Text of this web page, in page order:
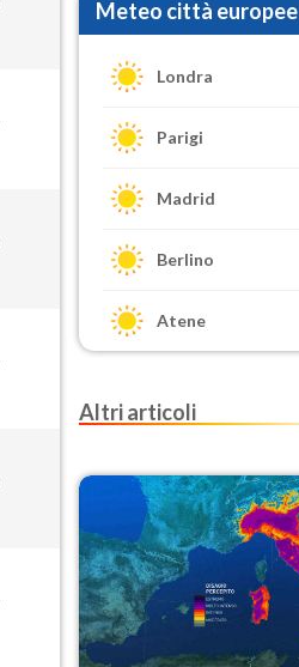
Meteo città europee
Londra
Parigi
Madrid
Berlino
Atene
Altri articoli